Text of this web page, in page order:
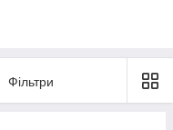
Фільтри